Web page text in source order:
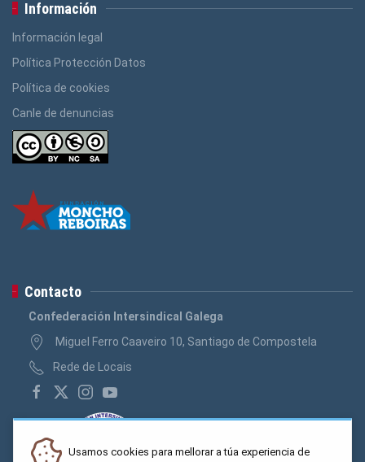
Información
Información legal
Política Protección Datos
Política de cookies
Canle de denuncias
Contacto
Confederación Intersindical Galega
Miguel Ferro Caaveiro 10, Santiago de Compostela
Rede de Locais
Usamos cookies para mellorar a túa experiencia de